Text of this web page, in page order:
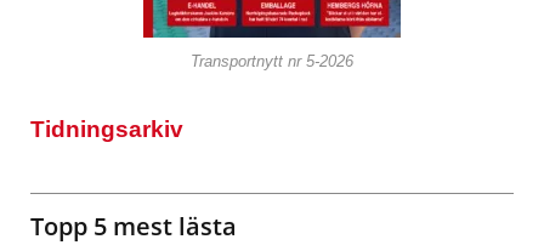
Transportnytt nr 5-2026
Tidningsarkiv
Topp 5 mest lästa